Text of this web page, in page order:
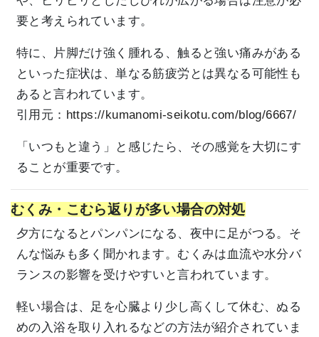
要と考えられています。
特に、片脚だけ強く腫れる、触ると強い痛みがある
といった症状は、単なる筋疲労とは異なる可能性も
あると言われています。
引用元： https://kumanomi-seikotu.com/blog/6667/
「いつもと違う」と感じたら、その感覚を大切にす
ることが重要です。
むくみ・こむら返りが多い場合の対処
夕方になるとパンパンになる、夜中に足がつる。そ
んな悩みも多く聞かれます。むくみは血流や水分バ
ランスの影響を受けやすいと言われています。
軽い場合は、足を心臓より少し高くして休む、ぬる
めの入浴を取り入れるなどの方法が紹介されていま